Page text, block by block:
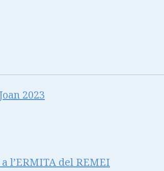
2023
l’ERMITA del REMEI